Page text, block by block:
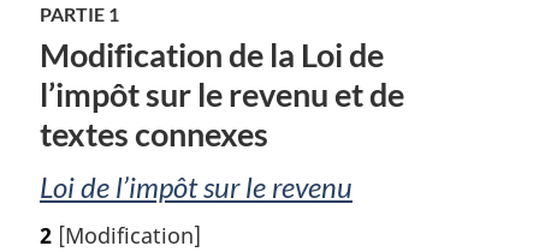
r
g
i
n
a
l
e
:
PARTIE 1
Modification de la Loi de
l’impôt sur le revenu et de
textes connexes
Loi de l’impôt sur le revenu
2 [Modification]